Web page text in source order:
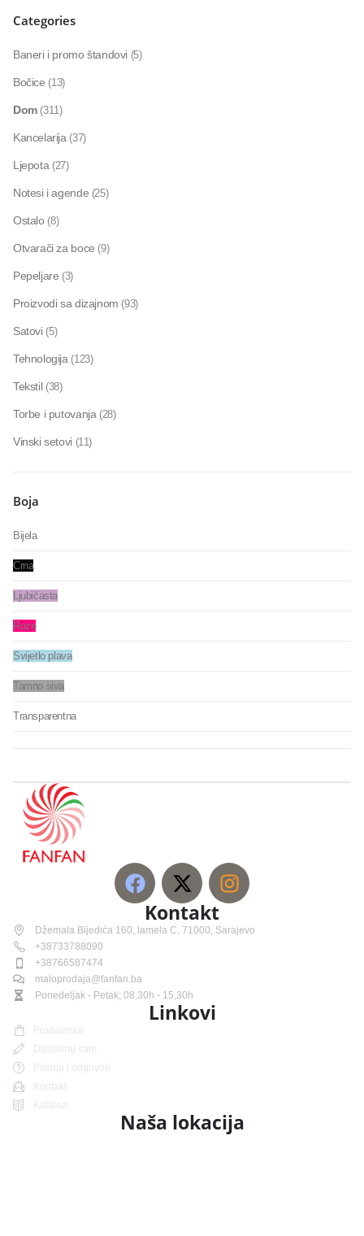
Categories
Baneri i promo štandovi (5)
Bočice (13)
Dom (311)
Kancelarija (37)
Ljepota (27)
Notesi i agende (25)
Ostalo (8)
Otvarači za boce (9)
Pepeljare (3)
Proizvodi sa dizajnom (93)
Satovi (5)
Tehnologija (123)
Tekstil (38)
Torbe i putovanja (28)
Vinski setovi (11)
Boja
Bijela
Crna
Ljubičasta
Roze
Svijetlo plava
Tamno siva
Transparentna
Kontakt
Džemala Bijedića 160, lamela C, 71000, Sarajevo
+38733788090
+38766587474
maloprodaja@fanfan.ba
Ponedeljak - Petak; 08,30h - 15,30h
Linkovi
Prodavnica
Dizajniraj sam
Pitanja i odgovori
Kontakt
Katalozi
Naša lokacija